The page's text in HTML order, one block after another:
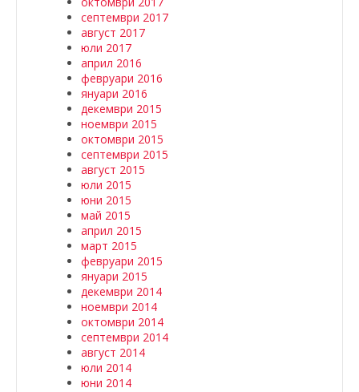
септември 2017
август 2017
юли 2017
април 2016
февруари 2016
януари 2016
декември 2015
ноември 2015
октомври 2015
септември 2015
август 2015
юли 2015
юни 2015
май 2015
април 2015
март 2015
февруари 2015
януари 2015
декември 2014
ноември 2014
октомври 2014
септември 2014
август 2014
юли 2014
юни 2014